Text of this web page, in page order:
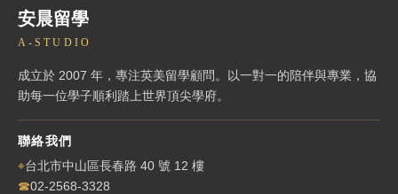
安晨留學
A-STUDIO
成立於 2007 年，專注英美留學顧問。以一對一的陪伴與專業，協
助每一位學子順利踏上世界頂尖學府。
聯絡我們
⌖台北市中山區長春路 40 號 12 樓
☎02-2568-3328